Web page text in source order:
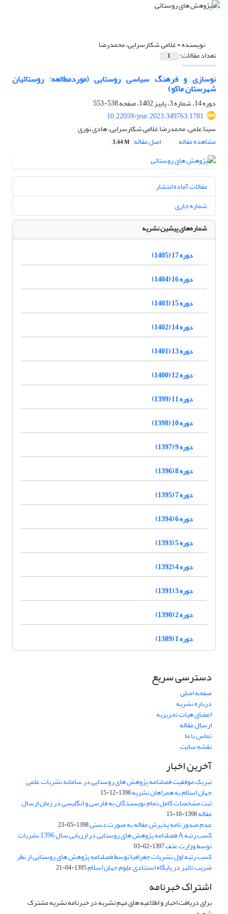
نویسنده =غلامی شکارسرایی، محمدرضا
تعداد مقالات: 1
نوسازی و فرهنگ سیاسی روستایی (موردمطالعه: روستائیان
شهرستان ماکو)
دوره 14، شماره 3، پاییز 1402، صفحه
538-553
10.22059/jrur.2023.349763.1781
سینا علمی، محمدرضا غلامی شکارسرایی، هادی نوری
مشاهده مقاله
اصل مقاله 3.44 M
مقالات آماده انتشار
شماره جاری
شماره‌های پیشین نشریه
دوره 17 (1405)
دوره 16 (1404)
دوره 15 (1403)
دوره 14 (1402)
دوره 13 (1401)
دوره 12 (1400)
دوره 11 (1399)
دوره 10 (1398)
دوره 9 (1397)
دوره 8 (1396)
دوره 7 (1395)
دوره 6 (1394)
دوره 5 (1393)
دوره 4 (1392)
دوره 3 (1391)
دوره 2 (1390)
دوره 1 (1389)
دسترسی سریع
صفحه اصلی
درباره نشریه
اعضای هیات تحریریه
ارسال مقاله
تماس با ما
نقشه سایت
آخرین اخبار
تبریک موفقیت فصلنامه پژوهش های روستایی در سامانه نشریات علمی
جهان اسلام به همراهان نشریه1398-12-15
ثبت مشخصات کامل تمام نویسندگان به فارسی و انگلیسی در زمان ارسال
مقاله1398-10-15
عدم صدور نامه پذیرش مقاله به صورت دستی1398-05-23
کسب رتبه A فصلنامه پژوهش های روستایی در ارزیابی سال 1396 نشریات
توسط وزارت عتف1397-02-03
کسب رتبه اول نشریات جغرافیا توسط فصلنامه پژوهش های روستایی از نظر
ضریب تاثیر در پایگاه استنادی علوم جهان اسلام1395-04-21
اشتراک خبرنامه
برای دریافت اخبار و اطلاعیه های مهم نشریه در خبرنامه نشریه مشترک